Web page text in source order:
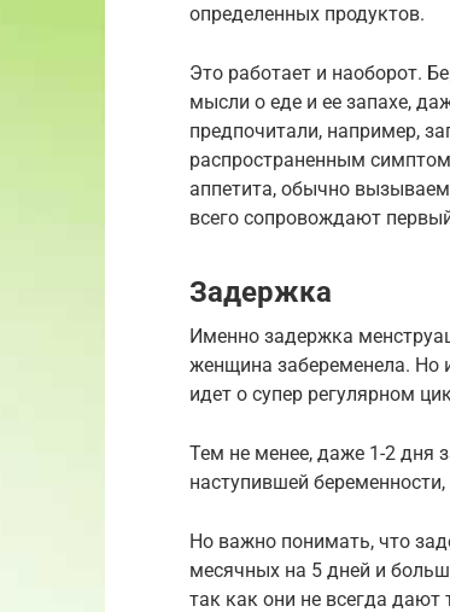
определенных продуктов.
Это работает и наоборот.
мысли о еде и ее запахе,
предпочитали, например,
распространенным
аппетита, обычно
всего сопровождают
Задержка
Именно задержка
женщина забеременела. Но
идет о супер регулярном
Тем не менее, даже 1-2 дня
наступившей
Но важно понимать, что
месячных на 5 дней и
так как они не всегда дают